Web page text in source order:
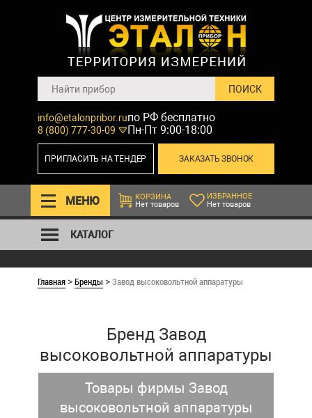
info@etalonpribor.ru
8 (800) 777-30-09
по РФ бесплатно
Пн-Пт 9:00-18:00
ЗАКАЗАТЬ ЗВОНОК
ПРИГЛАСИТЬ НА ТЕНДЕР
МЕНЮ
КОРЗИНА
Нет товаров
ИЗБРАННОЕ
Нет товаров
КАТАЛОГ
Главная >Бренды >Завод высоковольтной аппаратуры
Бренд Завод
высоковольтной аппаратуры
Товары фирмы Завод
высоковольтной аппаратуры